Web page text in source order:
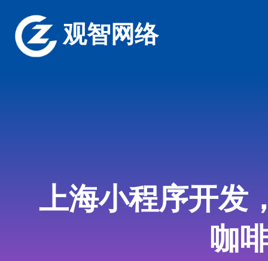
观智网络
上海小程序开发
咖